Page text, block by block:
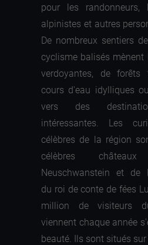
pour les randonneurs,
alpinistes et autres
De nombreux sentiers
cyclisme balisés mènent
verdoyantes, de
cours d'eau idylliques
vers des
intéressantes. Les
célèbres de la région
célèbres
Neuschwanstein et de
du roi de conte de fées
million de visiteurs
viennent chaque année
beauté. Ils sont situés